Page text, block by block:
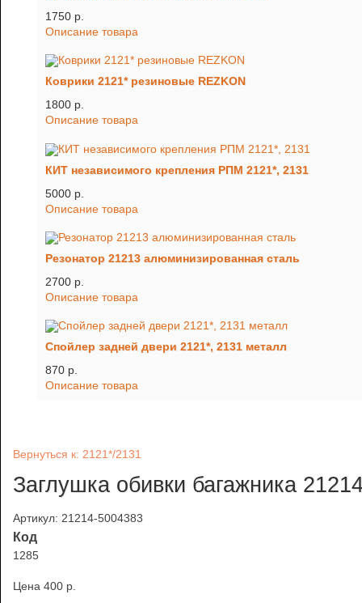
1750 p.
Описание товара
Коврики 2121* резиновые REZKON
1800 p.
Описание товара
КИТ независимого крепления РПМ 2121*, 2131
5000 p.
Описание товара
Резонатор 21213 алюминизированная сталь
2700 p.
Описание товара
Спойлер задней двери 2121*, 2131 металл
870 p.
Описание товара
Вернуться к: 2121*/2131
Заглушка обивки багажника
Артикул: 21214-5004383
Код
1285
Цена 400 p.